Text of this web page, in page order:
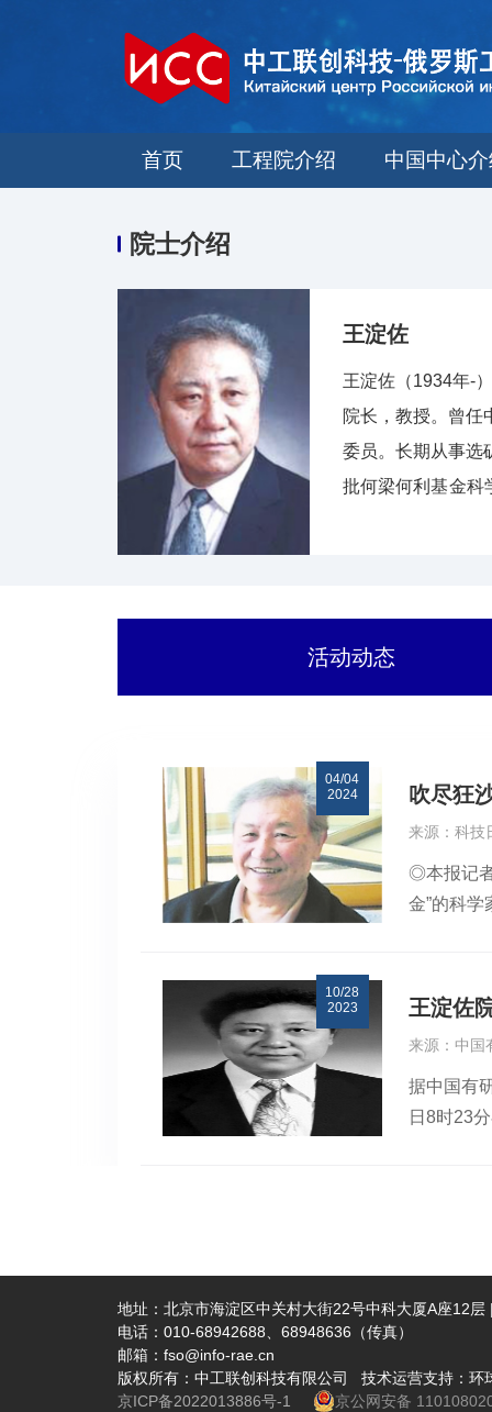
首页 工程院介绍 中国中心
院士介绍
王淀佐
王淀佐（1934年-
院长，教授。曾任
委员。长期从事选
批何梁何利基金科
活动动态
04/04
2024
吹尽狂
来源：科技
◎本报记
金”的科
眠之夜，
术……这些
担任北京
大项目咨
10/28
2023
王淀佐
来源：中国
据中国有
日8时23
物加工浮
面化学、
地址：北京市海淀区中关村大街22号中科大厦A座12层
电话：010-68942688、68948636（传真）
邮箱：fso@info-rae.cn
版权所有：中工联创科技有限公司 技术运营支持：
京ICP备2022013886号-1
京公网安备